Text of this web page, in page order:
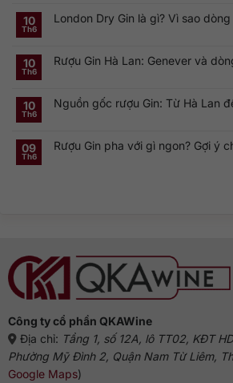
Smirnoff
Vodka:
Nga
nổi
bình
luận
và
Vermouth:
hồn
của
10
Th6
London Dry Gin là gì? Vì sao
luận
ở
là
Gin
10
Th6
Rượu Gin Hà Lan: Genever và
luận
ở
Lan:
Genever
10
Th6
Nguồn gốc rượu Gin: Từ Hà Lan
luận
ở
09
Th6
Rượu Gin pha với gì ngon? Gợi ý
Gợi
ý
chuẩn
vị
từ
chuyên
Công ty cổ phần QKAWine
Địa chỉ: Tầng 1, số 12A, lô TT02, KĐT
Phường Mỹ Đình 2, Quận Nam Từ Liêm,
Google Maps)